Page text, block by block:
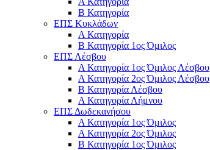
Β Κατηγορία
ΕΠΣ Κυκλάδων
Α Κατηγορία
Β Κατηγορία 1ος Όμιλος
ΕΠΣ Λέσβου
Α Κατηγορία 1ος Όμιλος Λέσβου
Α Κατηγορία 2ος Όμιλος Λέσβου
B Κατηγορία Λέσβου
Α Κατηγορία Λήμνου
ΕΠΣ Δωδεκανήσου
Α Κατηγορία 1ος Όμιλος
Α Κατηγορία 2ος Όμιλος
Β Κατηγορία 1ος Όμιλος